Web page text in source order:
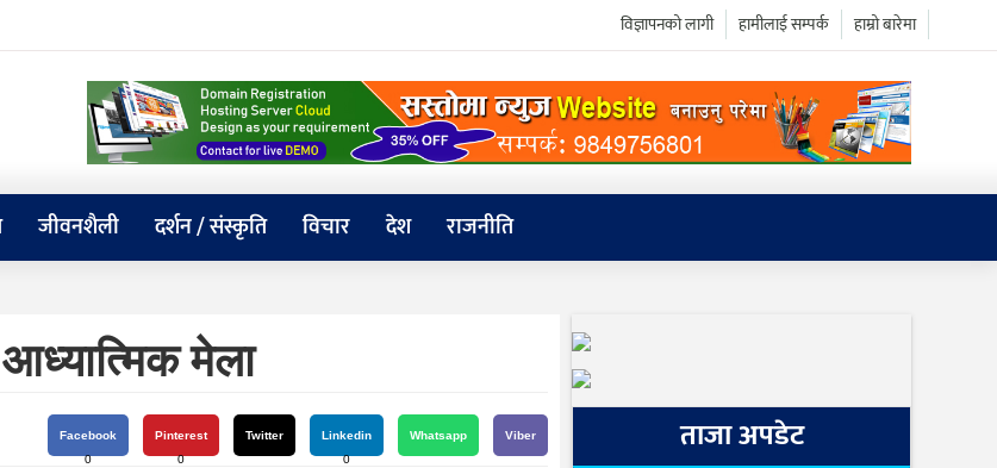
हाम्रो बारेमा
हामीलाई सम्पर्क
विज्ञापनको लागी
जीवनशैली दर्शन / संस्कृति विचार देश राजनीति
मेला
Facebook
0
Pinterest
0
Twitter
Linkedin
0
Whatsapp Viber ताजा अपडेट